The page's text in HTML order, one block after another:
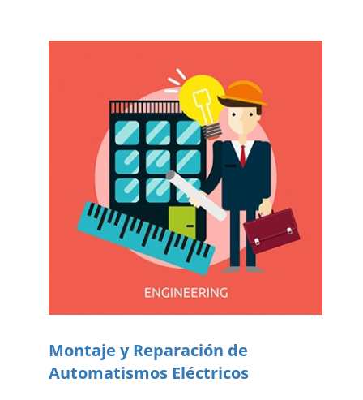
Montaje y Reparación de
Automatismos Eléctricos